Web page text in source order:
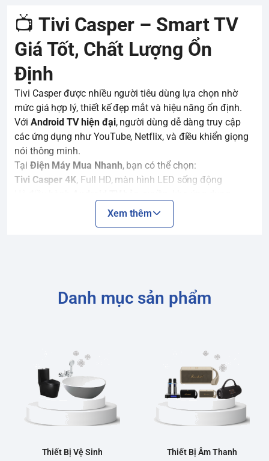
📺 Tivi Casper – Smart TV
Giá Tốt, Chất Lượng Ổn
Định
Tivi Casper được nhiều người tiêu dùng lựa chọn nhờ
mức giá hợp lý, thiết kế đẹp mắt và hiệu năng ổn định.
Với Android TV hiện đại, người dùng dễ dàng truy cập
các ứng dụng như YouTube, Netflix, và điều khiển giọng
nói thông minh.
Tại Điện Máy Mua Nhanh, bạn có thể chọn:
Tivi Casper 4K, Full HD, màn hình LED sống động
Kích thước đa dạng: 32 inch, 43 inch, 55 inch, 65 inch
Xem thêm
Danh mục sản phẩm
Thiết Bị Vệ Sinh Thiết Bị Âm Thanh